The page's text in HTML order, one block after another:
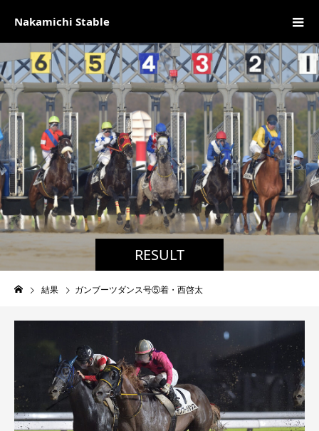
Nakamichi Stable
RESULT
結果 ガンブーツダンス号⑤着・西啓太